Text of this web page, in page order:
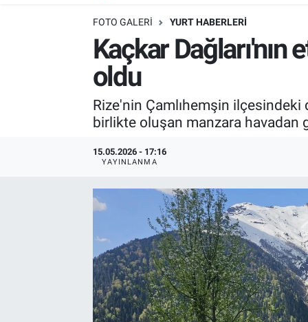
FOTO GALERI YURT HABERLERİ
Kaçkar
oldu
Rize'nin Çamlıhemşin
birlikte oluşan manzara havadan
15.05.2026 - 17:16
YAYINLANMA